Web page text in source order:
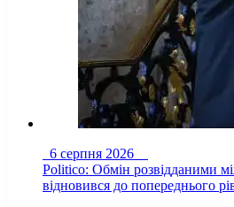
6 серпня 2026
Politico: Обмін розвідданими
відновився до попереднього